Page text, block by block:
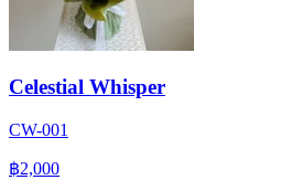
Celestial Whisper
CW-001
฿2,000